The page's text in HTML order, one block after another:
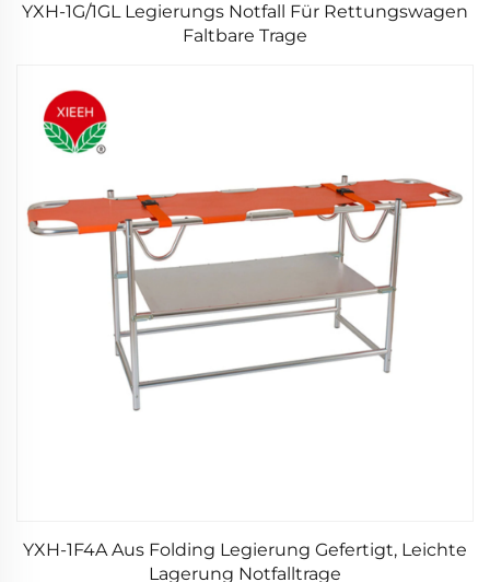
YXH-1G/1GL Legierungs Notfall Für Rettungswagen
Faltbare Trage
YXH-1F4A Aus Folding Legierung Gefertigt, Leichte
Lagerung Notfalltrage